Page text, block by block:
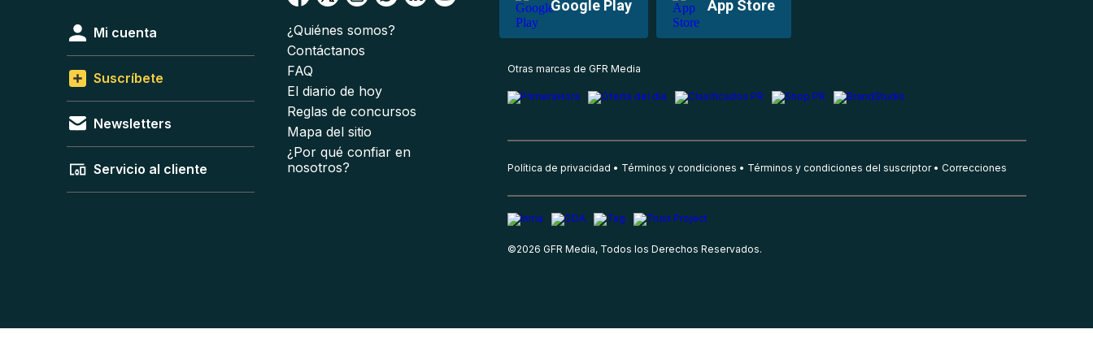
Google Play App Store
Mi cuenta
Suscríbete
Newsletters
Servicio al cliente
¿Quiénes somos?
Contáctanos
FAQ
El diario de hoy
Reglas de concursos
Mapa del sitio
¿Por qué confiar en
nosotros?
Otras marcas de GFR Media
Política de privacidad Términos y condiciones Términos y condiciones del suscriptor Correcciones
©2026 GFR Media, Todos los Derechos Reservados.